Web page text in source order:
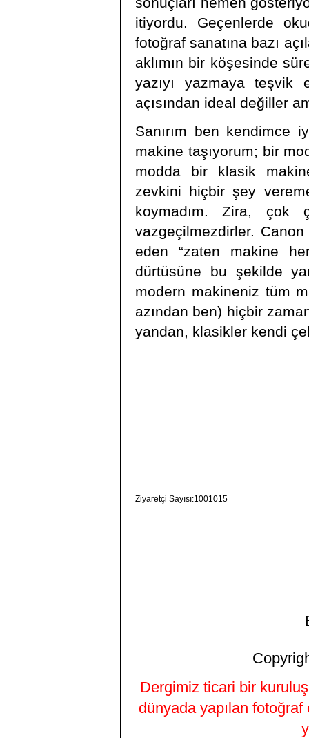
itiyordu. Geçenlerde
fotoğraf sanatına bazı
aklımın bir köşesinde
yazıyı yazmaya
açısından ideal değiller
Sanırım ben kendimce
makine taşıyorum; bir
modda bir klasik
zevkini hiçbir şey
koymadım. Zira,
vazgeçilmezdirler. Canon
eden “zaten makine
dürtüsüne bu şekilde
modern makineniz tüm
azından ben) hiçbir
yandan, klasikler kendi
Ziyaretçi Sayısı:1001015
Dergimiz ticari bir kuruluş
dünyada yapılan fotoğraf